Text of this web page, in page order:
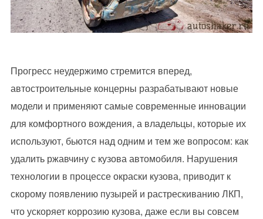
Прогресс неудержимо стремится вперед,
автостроительные концерны разрабатывают новые
модели и применяют самые современные инновации
для комфортного вождения, а владельцы, которые их
используют, бьются над одним и тем же вопросом: как
удалить ржавчину с кузова автомобиля. Нарушения
технологии в процессе окраски кузова, приводит к
скорому появлению пузырей и растрескиванию ЛКП,
что ускоряет коррозию кузова, даже если вы совсем